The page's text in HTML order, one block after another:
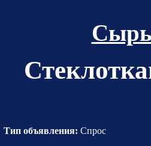
Тип объявления: Спрос